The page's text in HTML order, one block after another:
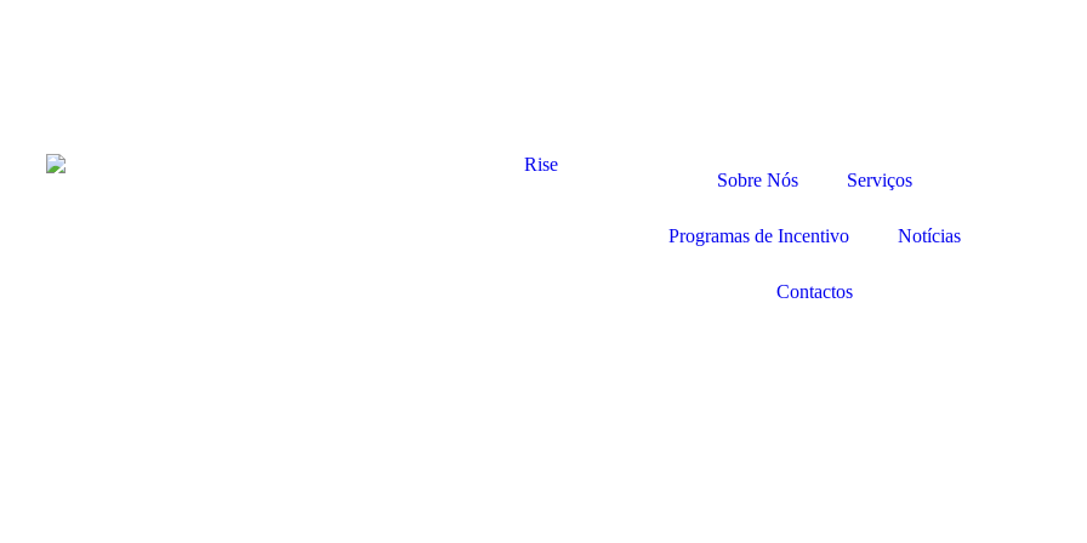
Sobre Nós Serviços
Programas de Incentivo Notícias
Contactos